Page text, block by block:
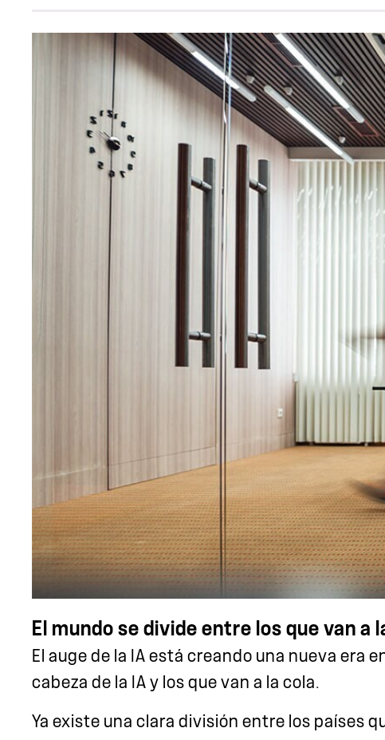
El mundo se divide entre los que van a
El auge de la IA está creando una nueva era
cabeza de la IA y los que van a la cola.
Ya existe una clara división entre los países